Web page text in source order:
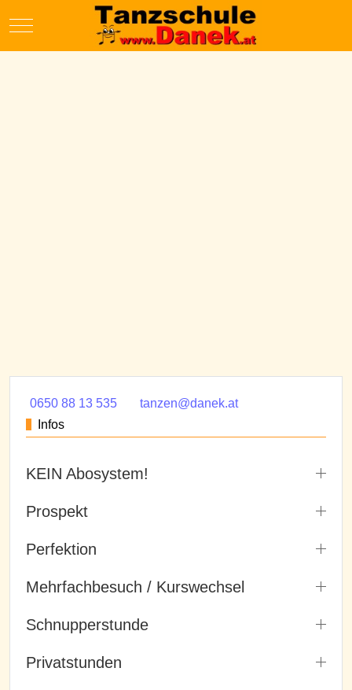
Mobile Menu Toggle
0650 88 13 535
tanzen@danek.at
Infos
KEIN Abosystem!
Prospekt
Perfektion
Mehrfachbesuch / Kurswechsel
Schnupperstunde
Privatstunden